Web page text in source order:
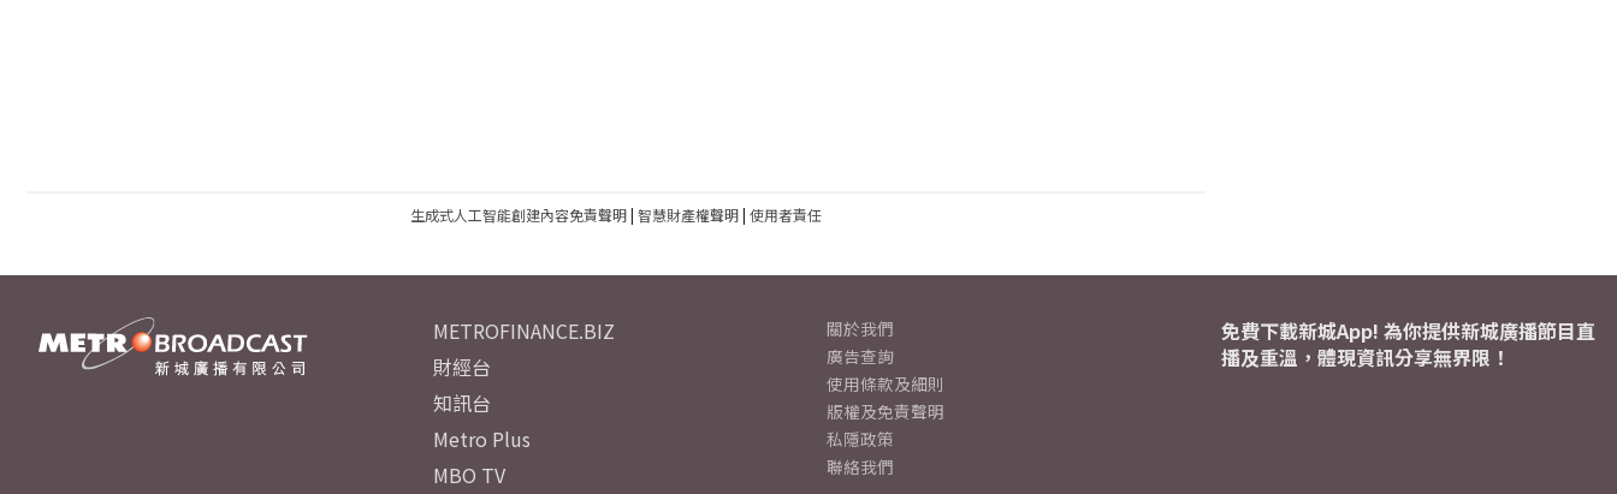
生成式人工智能創建內容免責聲明| 智慧財產權聲明| 使用者責任
METROFINANCE.BIZ
財經台
知訊台
Metro Plus
MBO TV
關於我們
廣告查詢
使用條款及細則
版權及免責聲明
私隱政策
聯絡我們
免費下載新城App! 為你提供新城廣播節目直
播及重溫，體現資訊分享無界限！